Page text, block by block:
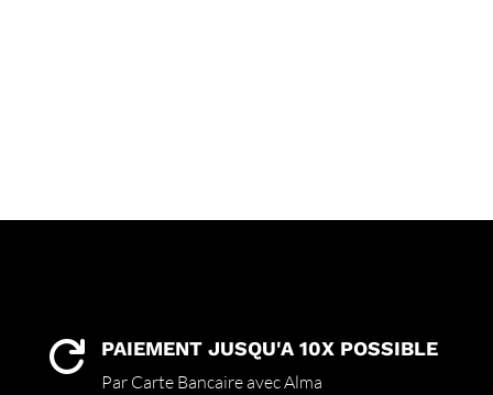
 PAIEMENT JUSQU'A 10X POSSIBLE
Par Carte Bancaire avec Alma